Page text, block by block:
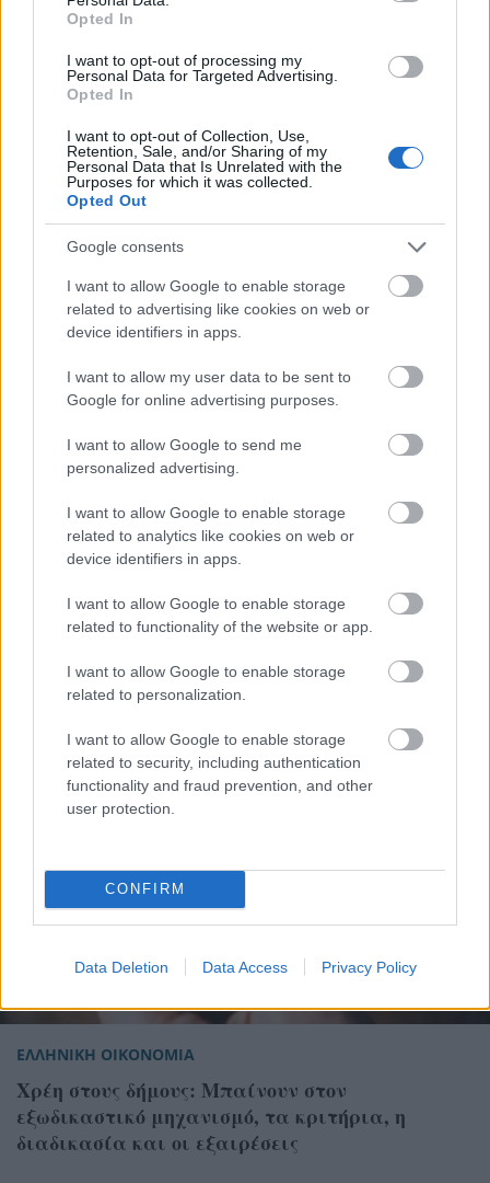
Opted In
I want to opt-out of processing my
Personal Data for Targeted Advertising.
Opted In
I want to opt-out of Collection, Use,
Retention, Sale, and/or Sharing of my
Personal Data that Is Unrelated with the
Purposes for which it was collected.
Opted Out
Google consents
I want to allow Google to enable storage
related to advertising like cookies on web or
device identifiers in apps.
I want to allow my user data to be sent to
Google for online advertising purposes.
I want to allow Google to send me
personalized advertising.
I want to allow Google to enable storage
related to analytics like cookies on web or
device identifiers in apps.
I want to allow Google to enable storage
related to functionality of the website or app.
I want to allow Google to enable storage
related to personalization.
I want to allow Google to enable storage
related to security, including authentication
functionality and fraud prevention, and other
user protection.
CONFIRM
Data Deletion Data Access Privacy Policy
ΟΙΚΟΝΟΜΙΑ
Οφειλές στους Δήμους: Ρύθμιση για
αποπληρωμή με έως 240 δόσεις μέσω του
Εξωδικαστικού Μηχανισμού
Ρύθμιση χρεών στους Δήμους μέσω του
ΕΛΛΗΝΙΚΗ ΟΙΚΟΝΟΜΙΑ
Xρέη στους δήμους: Μπαίνουν στον
εξωδικαστικό μηχανισμό, τα κριτήρια, η
διαδικασία και οι εξαιρέσεις